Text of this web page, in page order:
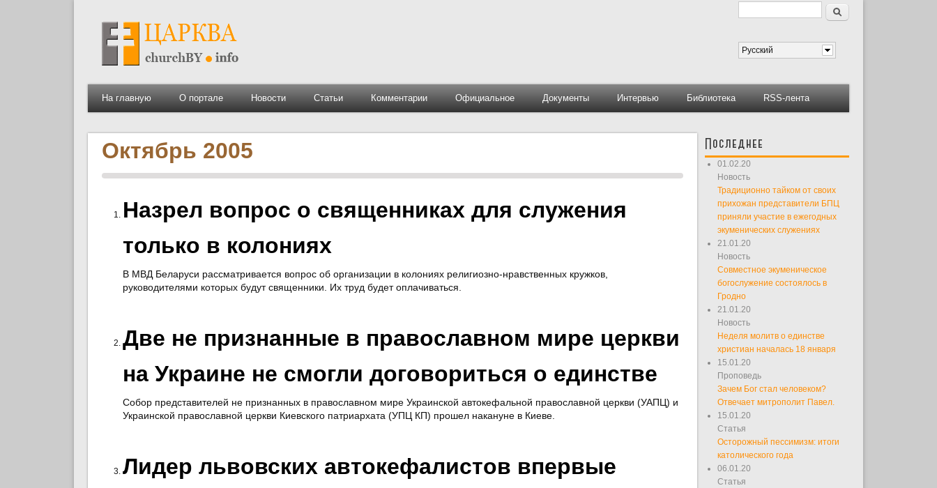
Форма поиска
Поиск
Русский
На главную О портале Новости Статьи Комментарии Официальное Документы Интервью Библиотека RSS-лента
Октябрь 2005
Назрел вопрос о священниках для служения
только в колониях
В МВД Беларуси рассматривается вопрос об организации в колониях религиозно-нравственных кружков,
руководителями которых будут священники. Их труд будет оплачиваться.
Две не признанные в православном мире церкви
на Украине не смогли договориться о единстве
Собор представителей не признанных в православном мире Украинской автокефальной православной церкви (УАПЦ) и
Украинской православной церкви Киевского патриархата (УПЦ КП) прошел накануне в Киеве.
Лидер львовских автокефалистов впервые
Последнее
01.02.20
Новость
Традиционно тайком от своих
прихожан представители БПЦ
приняли участие в ежегодных
экуменических служениях
21.01.20
Новость
Совместное экуменическое
богослужение состоялось в
Гродно
21.01.20
Новость
Неделя молитв о единстве
христиан началась 18 января
15.01.20
Проповедь
Зачем Бог стал человеком?
Отвечает митрополит Павел.
15.01.20
Статья
Осторожный пессимизм: итоги
католического года
06.01.20
Статья